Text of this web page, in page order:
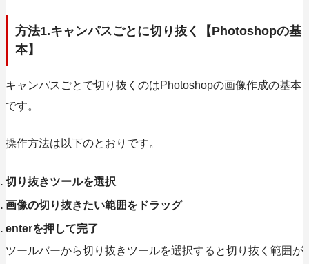
方法1.キャンパスごとに切り抜く【Photoshopの基
本】
キャンパスごとで切り抜くのはPhotoshopの画像作成の基本
です。
操作方法は以下のとおりです。
切り抜きツールを選択
画像の切り抜きたい範囲をドラッグ
enterを押して完了
ツールバーから切り抜きツールを選択すると切り抜く範囲が